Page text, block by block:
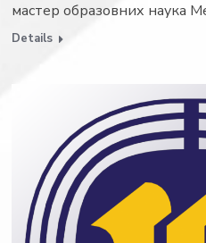
мастер образовних наука
Details